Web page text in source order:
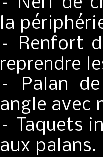
– Nerf de
la
– Renfort
reprendre
– Palan
angle avec
– Taquets
aux palans.